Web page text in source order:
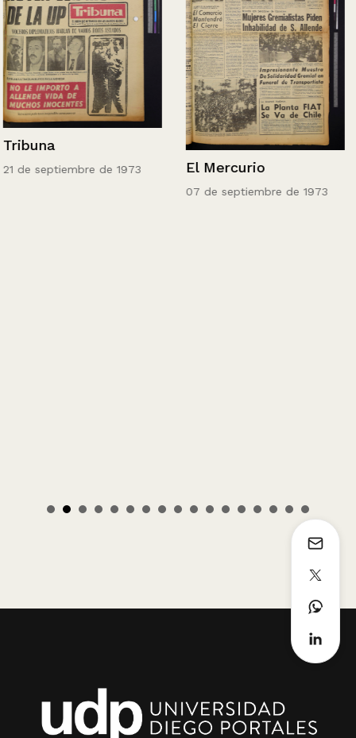
Tribuna
21 de septiembre de 1973 El Mercurio
07 de septiembre de 1973